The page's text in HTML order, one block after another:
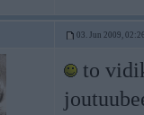
03. Jun 2009,
to